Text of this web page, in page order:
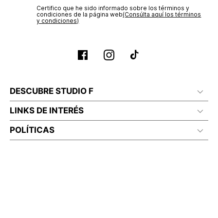
Certifico que he sido informado sobre los términos y
condiciones de la página web‎(Consúlta aquí los términos
y condiciones)
DESCUBRE STUDIO F
LINKS DE INTERÉS
POLÍTICAS